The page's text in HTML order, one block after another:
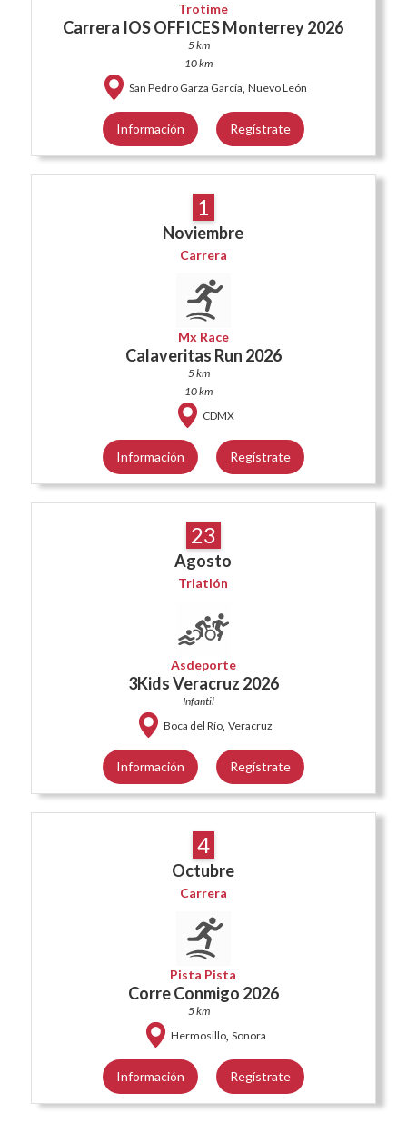
Trotime
Carrera IOS OFFICES Monterrey 2026
5 km
10 km
San Pedro Garza García, Nuevo León
Información Regístrate
1
Noviembre
Carrera
Mx Race
Calaveritas Run 2026
5 km
10 km
CDMX
Información Regístrate
23
Agosto
Triatlón
Asdeporte
3Kids Veracruz 2026
Infantil
Boca del Río, Veracruz
Información Regístrate
4
Octubre
Carrera
Pista Pista
Corre Conmigo 2026
5 km
Hermosillo, Sonora
Información Regístrate